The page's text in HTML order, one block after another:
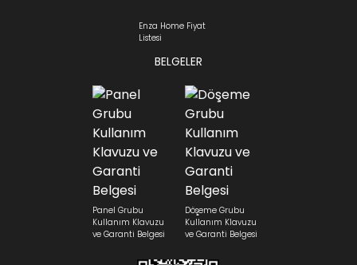
Enza Home Fiyat
Listesi
BELGELER
Panel Grubu
Kullanım Klavuzu
ve Garanti Belgesi
Döşeme Grubu
Kullanım Klavuzu
ve Garanti Belgesi